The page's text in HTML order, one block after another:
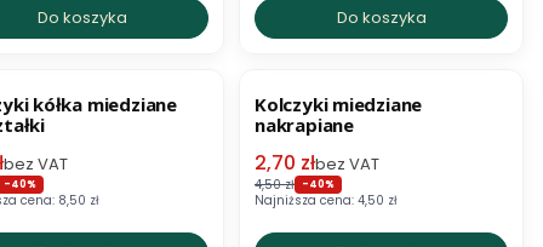
Do koszyka Do koszyka
kółka miedziane
promocyjna netto
bez VAT
-40%
cena: 8,50 zł
Kolczyki miedziane
nakrapiane
Cena promocyjna netto
2,70 złbez VAT
4,50 zł -40%
Najniższa cena: 4,50 zł